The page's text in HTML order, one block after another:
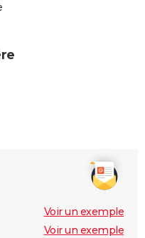
Voir un exemple
Voir un exemple